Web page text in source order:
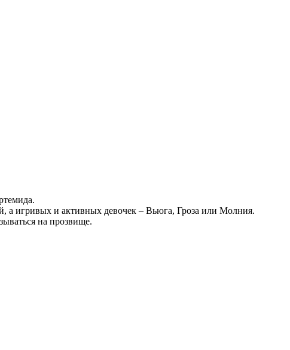
а игривых и активных девочек – Вьюга, Гроза или Молния.
на прозвище.